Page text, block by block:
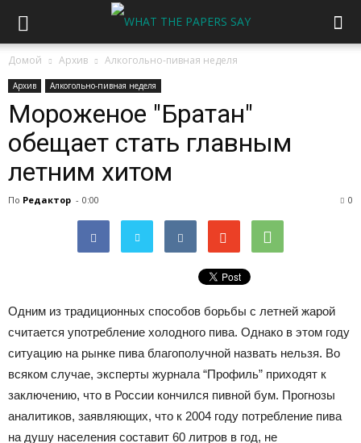
Домой Архив Алкогольно-пивная неделя
Архив Алкогольно-пивная неделя
Мороженое "Братан"
обещает стать главным
летним хитом
По Редактор - 0:00 0
Одним из традиционных способов борьбы с летней жарой
считается употребление холодного пива. Однако в этом году
ситуацию на рынке пива благополучной назвать нельзя. Во
всяком случае, эксперты журнала “Профиль” приходят к
заключению, что в России кончился пивной бум. Прогнозы
аналитиков, заявляющих, что к 2004 году потребление пива
на душу населения составит 60 литров в год, не